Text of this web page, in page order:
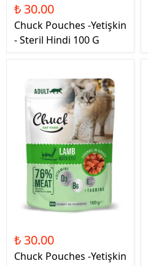
₺ 30.00
Chuck Pouches -Yetişkin
- Steril Hindi 100 G
₺ 30.00
Chuck Pouches -Yetişkin